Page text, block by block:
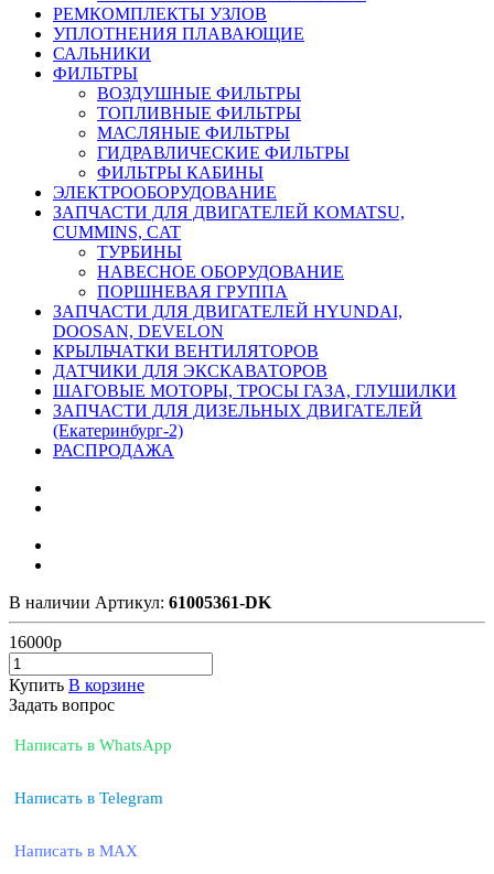
РЕМКОМПЛЕКТЫ УЗЛОВ
УПЛОТНЕНИЯ ПЛАВАЮЩИЕ
САЛЬНИКИ
ФИЛЬТРЫ
ВОЗДУШНЫЕ ФИЛЬТРЫ
ТОПЛИВНЫЕ ФИЛЬТРЫ
МАСЛЯНЫЕ ФИЛЬТРЫ
ГИДРАВЛИЧЕСКИЕ ФИЛЬТРЫ
ФИЛЬТРЫ КАБИНЫ
ЭЛЕКТРООБОРУДОВАНИЕ
ЗАПЧАСТИ ДЛЯ ДВИГАТЕЛЕЙ KOMATSU,
CUMMINS, CAT
ТУРБИНЫ
НАВЕСНОЕ ОБОРУДОВАНИЕ
ПОРШНЕВАЯ ГРУППА
ЗАПЧАСТИ ДЛЯ ДВИГАТЕЛЕЙ HYUNDAI,
DOOSAN, DEVELON
КРЫЛЬЧАТКИ ВЕНТИЛЯТОРОВ
ДАТЧИКИ ДЛЯ ЭКСКАВАТОРОВ
ШАГОВЫЕ МОТОРЫ, ТРОСЫ ГАЗА, ГЛУШИЛКИ
ЗАПЧАСТИ ДЛЯ ДИЗЕЛЬНЫХ ДВИГАТЕЛЕЙ
(Екатеринбург-2)
РАСПРОДАЖА
В наличии Артикул: 61005361-DK
16000р
Купить В корзине
Задать вопрос
Написать в WhatsApp
Написать в Telegram
Написать в MAX